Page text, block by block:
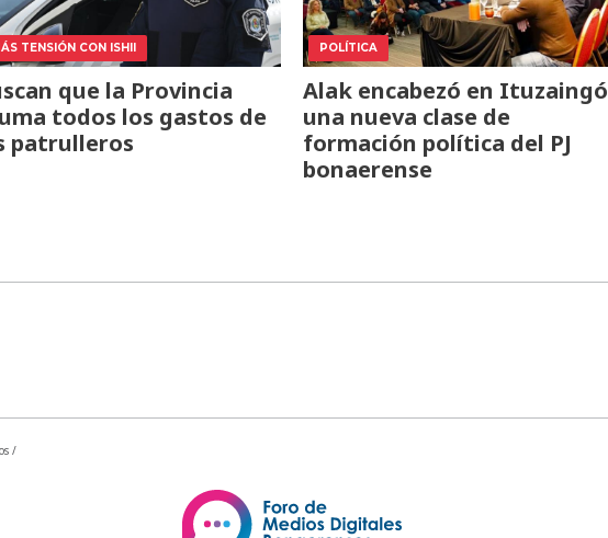
TENSIÓN CON ISHII
que la Provincia
todos los gastos de
patrulleros
POLÍTICA
Alak encabezó en Ituzaingó
una nueva clase de
formación política del PJ
bonaerense
/